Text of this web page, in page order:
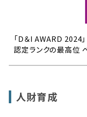
「D＆I AWARD 2024
認定ランクの最高位
人財育成